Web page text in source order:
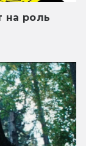
на роль